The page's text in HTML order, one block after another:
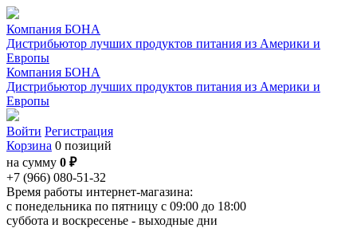
Компания БОНА
Дистрибьютор лучших продуктов питания из Америки и
Европы
Компания БОНА
Дистрибьютор лучших продуктов питания из Америки и
Европы
Войти Регистрация
Корзина 0 позиций
на сумму 0 ₽
+7 (966) 080-51-32
Время работы интернет-магазина:
с понедельника по пятницу с 09:00 до 18:00
суббота и воскресенье - выходные дни